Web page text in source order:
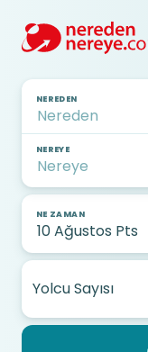
NEREDEN
NEREYE
NE ZAMAN
Yolcu Sayısı